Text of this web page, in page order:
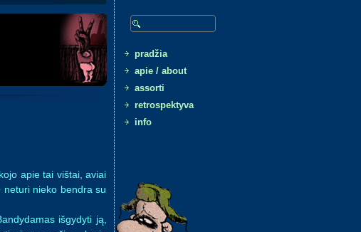
Search
pradžia
apie / about
assorti
retrospektyva
info
apie tai vištai, aviai
nieko bendra su
išgydyti ją,